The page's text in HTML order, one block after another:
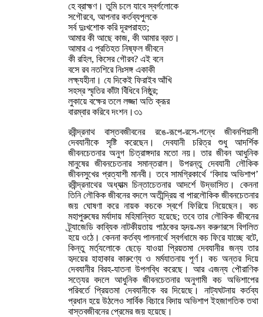
হে ব্রাহ্মণ। তুমি চলে যাবে স্বর্গলোকে
সগৌরবে, আপনার কর্তব্যপুলকে
সর্ব দুঃখশোক করি দূরপরাহত;
আমার কী আছে কাজ, কী আমার ব্রত।
আমার এ প্রতিহত নিষ্ফল জীবনে
কী রহিল, কিসের গৌরব? এই বনে
বসে রব নতশিরে নিঃসঙ্গ একাকী
লক্ষ্যহীনা। যে দিকেই ফিরাইব আঁখি
সহস্র স্মৃতির কাঁটা বিঁধিবে নিষ্ঠুর;
লুকায়ে বক্ষের তলে লজ্জা অতি ক্রূর
বারম্বার করিবে দংশন।৩১
রবীন্দ্রনাথ বাস্তবজীবনের রঙে-রূপে-রসে-গন্ধে জীবনপিয়াসী
দেবযানীকে সৃষ্টি করেছেন। দেবযানী চরিত্র শুধু আদর্শিক
জীবনচেতনার অনুগ চিত্রাঙ্গদার মতো নয়। তার জীবন আধুনিক
মানুষের জীবনচেতনার সমান্তরাল। উপরন্তু দেবযানী লৌকিক
জীবনসুখের প্রত্যাশী মানবী। তবে সামগ্রিকার্থে ‘বিদায় অভিশাপ’
রবীন্দ্রনাথের অধ্যাত্ম চিন্তাচেতনার আদর্শে উদ্ভাসিত। কেননা
তিনি লৌকিক জীবনের বদলে অতীন্দ্রিয় বা পারলৌকিক জীবনচেতনার
জয় ঘোষণা করে নায়ক কচকে স্বর্গে ফিরিয়ে নিয়েছেন। কচ
মহাপুরুষের মর্যাদায় মহিমান্বিত হয়েছে; তবে তার লৌকিক জীবনের
ট্র্যাজেডি কাব্যিক নাটকীয়তায় পাঠকের হৃদয়-মন করুণরসে বিগলিত
হয়ে ওঠে। কেননা কর্তব্য পালনার্থে স্বর্গধামে কচ ফিরে যাচ্ছে বটে,
কিন্তু মর্ত্যলোকে ছেড়ে যাওয়া প্রিয়তমা দেবযানীর জন্য তার
হৃদয়ের হাহাকার কারুণ্যে ও মর্মযাতনায় পূর্ণ। কচ অন্তর দিয়ে
দেবযানীর বিরহ-যাতনা উপলব্ধি করেছে। আর এজন্য পৌরাণিক
সত্যের বদলে আধুনিক জীবনচেতনার অনুগামী কচ অভিশাপের
পরিবর্তে প্রিয়তমা দেবযানীকে বর দিয়েছে। নাট্যঘটনায় কর্তব্য
প্রধান হয়ে উঠলেও সার্বিক বিচারে বিদায় অভিশাপ ইহজাগতিক তথা
বাস্তবজীবনের প্রেমের জয় হয়েছে।